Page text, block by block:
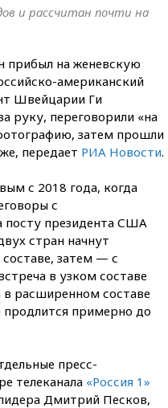
и рассчитан почти на
прибыл на женевскую
американский
Швейцарии Ги
руку, переговорили «на
затем прошли
передает РИА Новости.
с 2018 года, когда
с
посту президента США
стран начнут
затем — с
в узком составе
в расширенном составе
продлится примерно до
пресс-
телеканала «Россия 1»
Дмитрий Песков,